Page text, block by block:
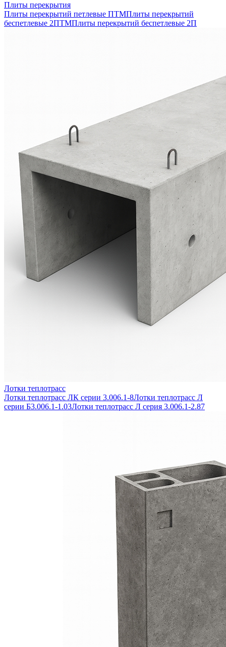
Плиты перекрытия
Плиты перекрытий петлевые ПТМПлиты перекрытий
беспетлевые 2ПТМПлиты перекрытий беспетлевые 2П
Лотки теплотрасс
Лотки теплотрасс ЛК серии 3.006.1-8Лотки теплотрасс Л
серии Б3.006.1-1.03Лотки теплотрасс Л серия 3.006.1-2.87